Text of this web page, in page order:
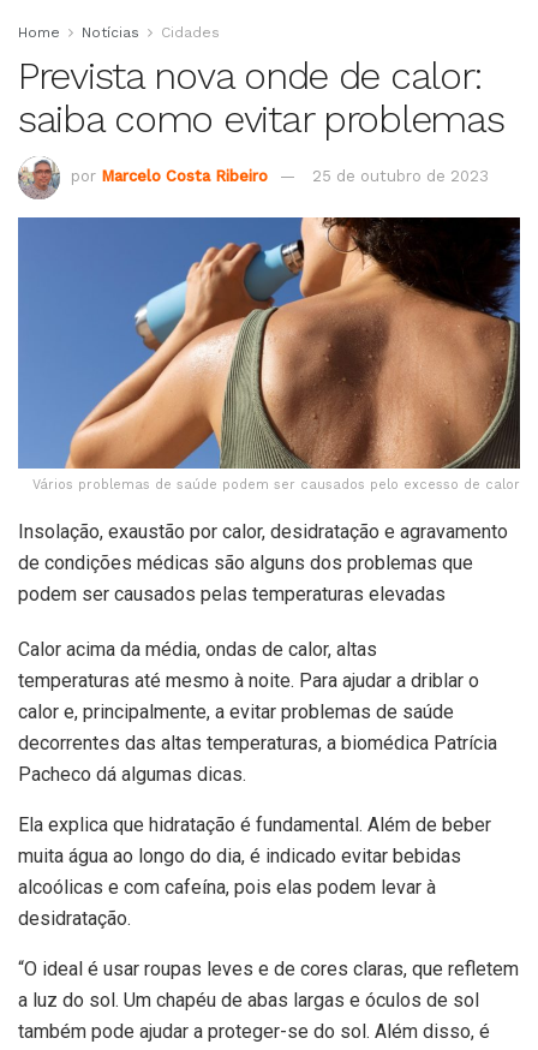
Home Notícias Cidades
Prevista nova onde de calor:
saiba como evitar problemas
por Marcelo Costa Ribeiro 25 de outubro de 2023
Vários problemas de saúde podem ser causados pelo excesso de calor
Insolação, exaustão por calor, desidratação e agravamento
de condições médicas são alguns dos problemas que
podem ser causados pelas temperaturas elevadas
Calor acima da média, ondas de calor, altas
temperaturas até mesmo à noite. Para ajudar a driblar o
calor e, principalmente, a evitar problemas de saúde
decorrentes das altas temperaturas, a biomédica Patrícia
Pacheco dá algumas dicas.
Ela explica que hidratação é fundamental. Além de beber
muita água ao longo do dia, é indicado evitar bebidas
alcoólicas e com cafeína, pois elas podem levar à
desidratação.
“O ideal é usar roupas leves e de cores claras, que refletem
a luz do sol. Um chapéu de abas largas e óculos de sol
também pode ajudar a proteger-se do sol. Além disso, é